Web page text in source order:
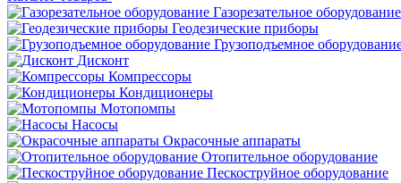
Газорезательное оборудование
Геодезические приборы
Грузоподъемное
Дисконт
Компрессоры
Кондиционеры
Мотопомпы
Насосы
Окрасочные аппараты
Отопительное оборудование
Пескоструйное оборудование